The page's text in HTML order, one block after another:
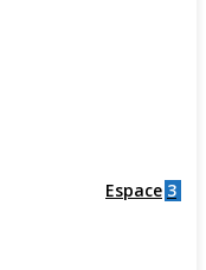
Espace 3